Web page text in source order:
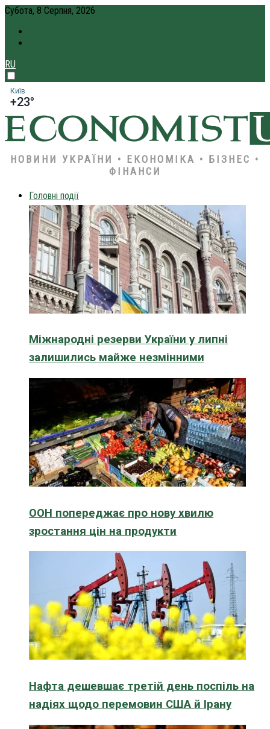
Субота, 8 Серпня, 2026
RU
Київ
+23°
НОВИНИ УКРАЇНИ • ЕКОНОМІКА • БІЗНЕС •
ФІНАНСИ
Головні події
Міжнародні резерви України у липні
залишились майже незмінними
ООН попереджає про нову хвилю
зростання цін на продукти
Нафта дешевшає третій день поспіль на
надіях щодо перемовин США й Ірану